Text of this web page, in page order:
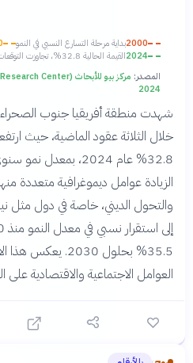
2000 بداية مرحلة التسارع النسبي في النمو 2010
2024 القيمة الحالية 32.8%، تجاوزت التوقعات السابقة
منطقة أفريقيا جنوب الصحراء
عوامل ديموغرافية متعددة منها
الديني، خاصة في دول مثل نيجيريا
35.5% بحلول 2030. يعكس
الاجتماعية والاقتصادية على